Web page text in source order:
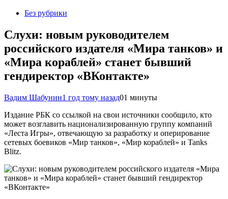
Без рубрики
Слухи: новым руководителем
российского издателя «Мира танков» и
«Мира кораблей» станет бывший
гендиректор «ВКонтакте»
Вадим Шабунин1 год тому назад01 минуты
Издание РБК со ссылкой на свои источники сообщило, кто
может возглавить национализированную группу компаний
«Леста Игры», отвечающую за разработку и оперирование
сетевых боевиков «Мир танков», «Мир кораблей» и Tanks
Blitz.